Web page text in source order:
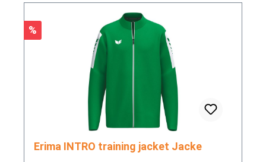
Rabatt
%
Erima INTRO training jacket Jacke